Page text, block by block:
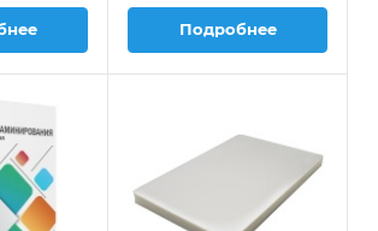
Подробнее